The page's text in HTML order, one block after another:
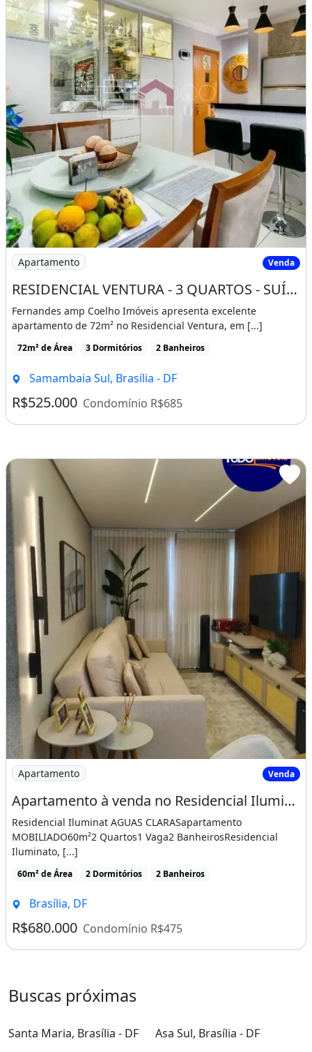
Imagem: RESIDENCIAL VENTURA - 3 QUARTOS - SUÍTE
Apartamento Venda
RESIDENCIAL VENTURA - 3 QUARTOS - SUÍTE - 1 VAGA - LAZER RESORT - SAMAMBAIA SUL
Fernandes amp Coelho Imóveis apresenta excelente
apartamento de 72m² no Residencial Ventura, em [...]
72m² de Área 3 Dormitórios 2 Banheiros
Samambaia Sul, Brasília - DF
R$525.000 Condomínio R$685
Imagem: Apartamento à venda no Residencial Iluminat
Apartamento Venda
Apartamento à venda no Residencial Iluminat, em Águas Claras, Brasília-DF 2 quartos
Residencial Iluminat AGUAS CLARASapartamento
MOBILIADO60m²2 Quartos1 Vaga2 BanheirosResidencial
Iluminato, [...]
60m² de Área 2 Dormitórios 2 Banheiros
Brasília, DF
R$680.000 Condomínio R$475
Buscas próximas
Santa Maria, Brasília - DF
Asa Sul, Brasília - DF